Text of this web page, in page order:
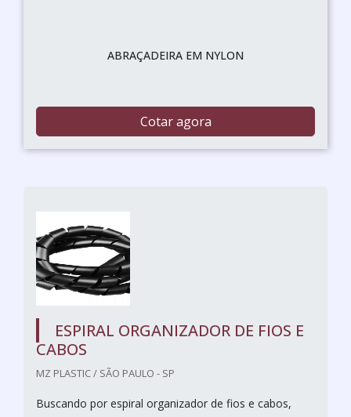
ABRAÇADEIRA EM NYLON
Cotar agora
ESPIRAL ORGANIZADOR DE FIOS E
CABOS
MZ PLASTIC / SÃO PAULO - SP
Buscando por espiral organizador de fios e cabos,